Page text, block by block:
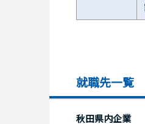
就職先一覧
秋田県内企業